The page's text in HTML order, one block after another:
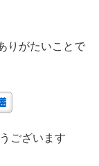
りがたいことで
ございます